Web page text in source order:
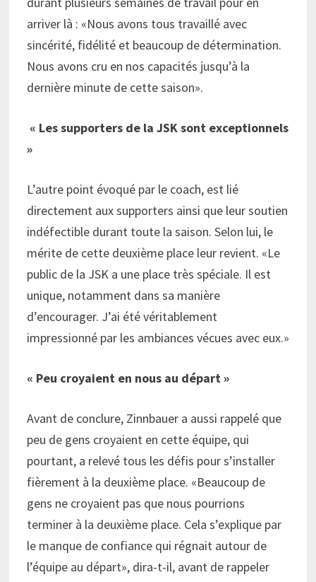
arriver là : «Nous avons tous travaillé avec
sincérité, fidélité et beaucoup de détermination.
Nous avons cru en nos capacités jusqu’à la
dernière minute de cette saison».
« Les supporters de la JSK sont exceptionnels
»
L’autre point évoqué par le coach, est lié
directement aux supporters ainsi que leur soutien
indéfectible durant toute la saison. Selon lui, le
mérite de cette deuxième place leur revient. «Le
public de la JSK a une place très spéciale. Il est
unique, notamment dans sa manière
d’encourager. J’ai été véritablement
impressionné par les ambiances vécues avec eux.»
« Peu croyaient en nous au départ »
Avant de conclure, Zinnbauer a aussi rappelé que
peu de gens croyaient en cette équipe, qui
pourtant, a relevé tous les défis pour s’installer
fièrement à la deuxième place. «Beaucoup de
gens ne croyaient pas que nous pourrions
terminer à la deuxième place. Cela s’explique par
le manque de confiance qui régnait autour de
l’équipe au départ», dira-t-il, avant de rappeler